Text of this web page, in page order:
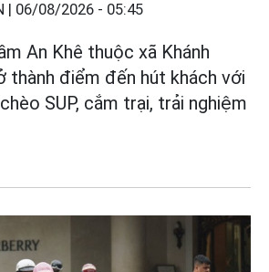
| 06/08/2026 - 05:45
An Khê thuộc xã Khánh
thành điểm đến hút khách với
SUP, cắm trại, trải nghiệm